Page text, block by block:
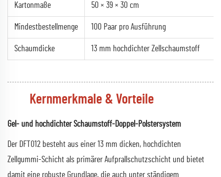
Kartonmaße 50 × 39 × 30 cm
Mindestbestellmenge 100 Paar pro Ausführung
Schaumdicke 13 mm hochdichter Zellschaumstoff
Kernmerkmale & Vorteile
Gel- und hochdichter Schaumstoff-Doppel-Polstersystem
Der DFT012 besteht aus einer 13 mm dicken, hochdichten
Zellgummi-Schicht als primärer Aufprallschutzschicht und bietet
damit eine robuste Grundlage, die auch unter ständigem